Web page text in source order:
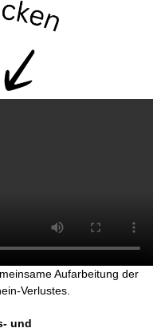
Aufarbeitung der
Verlustes.
und